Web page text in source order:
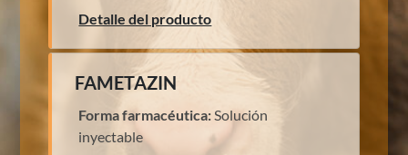
Detalle del producto
FAMETAZIN
Forma farmacéutica: Solución
inyectable